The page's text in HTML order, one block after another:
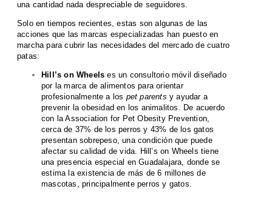
una cantidad nada despreciable de seguidores.
Solo en tiempos recientes, estas son algunas de las
acciones que las marcas especializadas han puesto en
marcha para cubrir las necesidades del mercado de cuatro
patas:
Hill’s on Wheels es un consultorio móvil diseñado
por la marca de alimentos para orientar
profesionalmente a los pet parents y ayudar a
prevenir la obesidad en los animalitos. De acuerdo
con la Association for Pet Obesity Prevention,
cerca de 37% de los perros y 43% de los gatos
presentan sobrepeso, una condición que puede
afectar su calidad de vida. Hill’s on Wheels tiene
una presencia especial en Guadalajara, donde se
estima la existencia de más de 6 millones de
mascotas, principalmente perros y gatos.